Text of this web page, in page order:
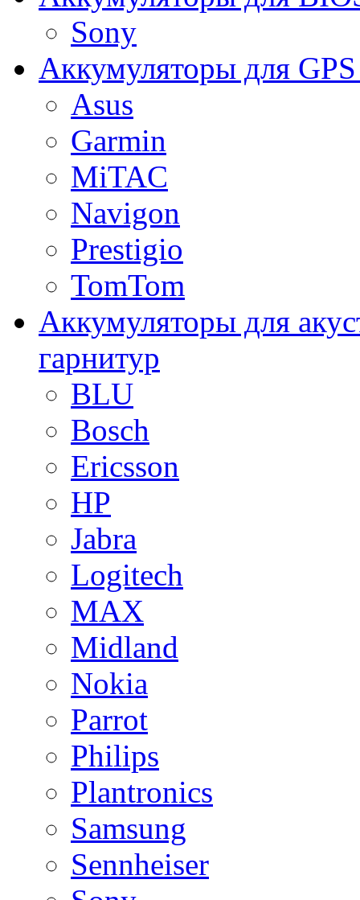
Sony
Аккумуляторы для GPS
Asus
Garmin
MiTAC
Navigon
Prestigio
TomTom
Аккумуляторы для
гарнитур
BLU
Bosch
Ericsson
HP
Jabra
Logitech
MAX
Midland
Nokia
Parrot
Philips
Plantronics
Samsung
Sennheiser